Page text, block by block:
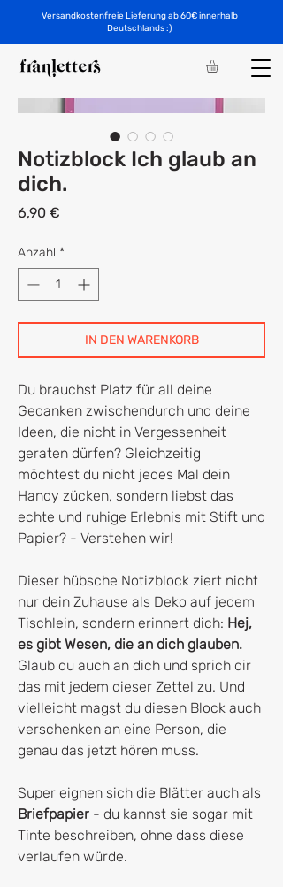
Versandkostenfreie Lieferung ab 60€ innerhalb
Deutschlands :)
Notizblock Ich glaub an
dich.
6,90 €
Anzahl *
IN DEN WARENKORB
Du brauchst Platz für all deine
Gedanken zwischendurch und deine
Ideen, die nicht in Vergessenheit
geraten dürfen? Gleichzeitig
möchtest du nicht jedes Mal dein
Handy zücken, sondern liebst das
echte und ruhige Erlebnis mit Stift und
Papier? - Verstehen wir!
Dieser hübsche Notizblock ziert nicht
nur dein Zuhause als Deko auf jedem
Tischlein, sondern erinnert dich: Hej,
es gibt Wesen, die an dich glauben.
Glaub du auch an dich und sprich dir
das mit jedem dieser Zettel zu. Und
vielleicht magst du diesen Block auch
verschenken an eine Person, die
genau das jetzt hören muss.
Super eignen sich die Blätter auch als
Briefpapier - du kannst sie sogar mit
Tinte beschreiben, ohne dass diese
verlaufen würde.